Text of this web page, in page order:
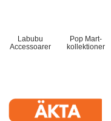
Labubu
Accessoarer
Pop Mart-
kollektioner